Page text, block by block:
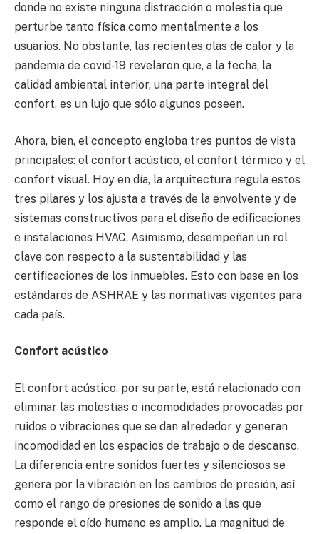
donde no existe ninguna distracción o molestia que
perturbe tanto física como mentalmente a los
usuarios. No obstante, las recientes olas de calor y la
pandemia de covid-19 revelaron que, a la fecha, la
calidad ambiental interior, una parte integral del
confort, es un lujo que sólo algunos poseen.
Ahora, bien, el concepto engloba tres puntos de vista
principales: el confort acústico, el confort térmico y el
confort visual. Hoy en día, la arquitectura regula estos
tres pilares y los ajusta a través de la envolvente y de
sistemas constructivos para el diseño de edificaciones
e instalaciones HVAC. Asimismo, desempeñan un rol
clave con respecto a la sustentabilidad y las
certificaciones de los inmuebles. Esto con base en los
estándares de ASHRAE y las normativas vigentes para
cada país.
Confort acústico
El confort acústico, por su parte, está relacionado con
eliminar las molestias o incomodidades provocadas por
ruidos o vibraciones que se dan alrededor y generan
incomodidad en los espacios de trabajo o de descanso.
La diferencia entre sonidos fuertes y silenciosos se
genera por la vibración en los cambios de presión, así
como el rango de presiones de sonido a las que
responde el oído humano es amplio. La magnitud de